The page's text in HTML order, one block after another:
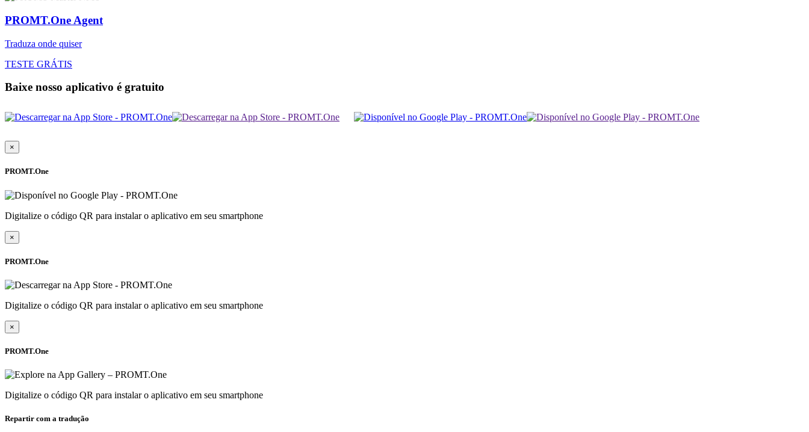
PROMT.One Agent
Traduza onde quiser
TESTE GRÁTIS
Baixe nosso aplicativo é gratuito
×
PROMT.One
Digitalize o código QR para instalar o aplicativo em seu smartphone
×
PROMT.One
Digitalize o código QR para instalar o aplicativo em seu smartphone
×
PROMT.One
Digitalize o código QR para instalar o aplicativo em seu smartphone
Repartir com a tradução